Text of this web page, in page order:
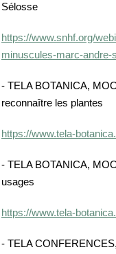
Sélosse
https://www.snhf.org/
minuscules-marc-andre-
- TELA BOTANICA,
reconnaître les plantes
https://www.tela-
- TELA BOTANICA,
usages
https://www.tela-
- TELA